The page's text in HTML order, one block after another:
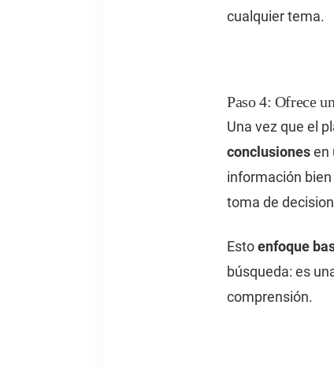
cualquier tema.
Paso 4: Ofrece
Una vez que el
conclusionesen
información
toma de
Estoenfoque
búsqueda: es
comprensión.